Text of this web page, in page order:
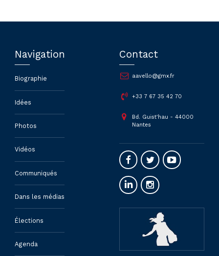
Navigation
Biographie
Idées
Photos
Vidéos
Communiqués
Dans les médias
Élections
Agenda
Contact
aavello@gmx.fr
+33 7 67 35 42 70
Bd. Guist'hau - 44000
Nantes